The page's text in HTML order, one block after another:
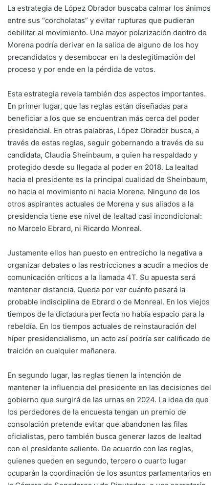
La estrategia de López Obrador buscaba calmar los ánimos
entre sus “corcholatas” y evitar rupturas que pudieran
debilitar al movimiento. Una mayor polarización dentro de
Morena podría derivar en la salida de alguno de los hoy
precandidatos y desembocar en la deslegitimación del
proceso y por ende en la pérdida de votos.
Esta estrategia revela también dos aspectos importantes.
En primer lugar, que las reglas están diseñadas para
beneficiar a los que se encuentran más cerca del poder
presidencial. En otras palabras, López Obrador busca, a
través de estas reglas, seguir gobernando a través de su
candidata, Claudia Sheinbaum, a quien ha respaldado y
protegido desde su llegada al poder en 2018. La lealtad
hacia el presidente es la principal cualidad de Sheinbaum,
no hacia el movimiento ni hacia Morena. Ninguno de los
otros aspirantes actuales de Morena y sus aliados a la
presidencia tiene ese nivel de lealtad casi incondicional:
no Marcelo Ebrard, ni Ricardo Monreal.
Justamente ellos han puesto en entredicho la negativa a
organizar debates o las restricciones a acudir a medios de
comunicación críticos a la llamada 4T. Su apuesta será
mantener distancia. Queda por ver cuánto pesará la
probable indisciplina de Ebrard o de Monreal. En los viejos
tiempos de la dictadura perfecta no había espacio para la
rebeldía. En los tiempos actuales de reinstauración del
híper presidencialismo, un acto así podría ser calificado de
traición en cualquier mañanera.
En segundo lugar, las reglas tienen la intención de
mantener la influencia del presidente en las decisiones del
gobierno que surgirá de las urnas en 2024. La idea de que
los perdedores de la encuesta tengan un premio de
consolación pretende evitar que abandonen las filas
oficialistas, pero también busca generar lazos de lealtad
con el presidente saliente. De acuerdo con las reglas,
quienes queden en segundo, tercero o cuarto lugar
ocuparán la coordinación de los asuntos parlamentarios en